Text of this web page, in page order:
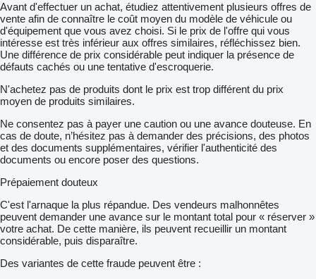
Avant d'effectuer un achat, étudiez attentivement plusieurs offres de
vente afin de connaître le coût moyen du modèle de véhicule ou
d'équipement que vous avez choisi. Si le prix de l'offre qui vous
intéresse est très inférieur aux offres similaires, réfléchissez bien.
Une différence de prix considérable peut indiquer la présence de
défauts cachés ou une tentative d'escroquerie.
N'achetez pas de produits dont le prix est trop différent du prix
moyen de produits similaires.
Ne consentez pas à payer une caution ou une avance douteuse. En
cas de doute, n’hésitez pas à demander des précisions, des photos
et des documents supplémentaires, vérifier l'authenticité des
documents ou encore poser des questions.
Prépaiement douteux
C'est l'arnaque la plus répandue. Des vendeurs malhonnêtes
peuvent demander une avance sur le montant total pour « réserver »
votre achat. De cette manière, ils peuvent recueillir un montant
considérable, puis disparaître.
Des variantes de cette fraude peuvent être :